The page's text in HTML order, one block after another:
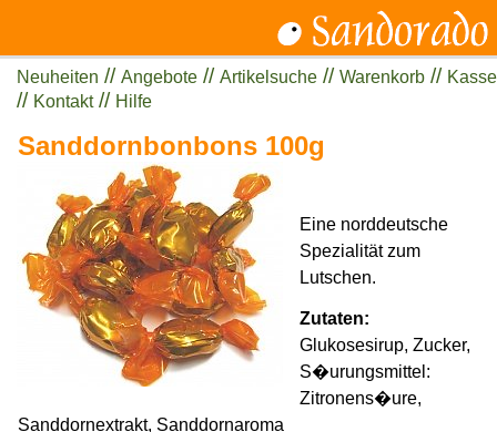
Neuheiten // Angebote // Artikelsuche // Warenkorb // Kasse
// Kontakt// Hilfe
Sanddornbonbons 100g
Eine norddeutsche
Spezialität zum
Lutschen.
Zutaten:
Glukosesirup, Zucker,
S�urungsmittel:
Zitronens�ure,
Sanddornextrakt, Sanddornaroma